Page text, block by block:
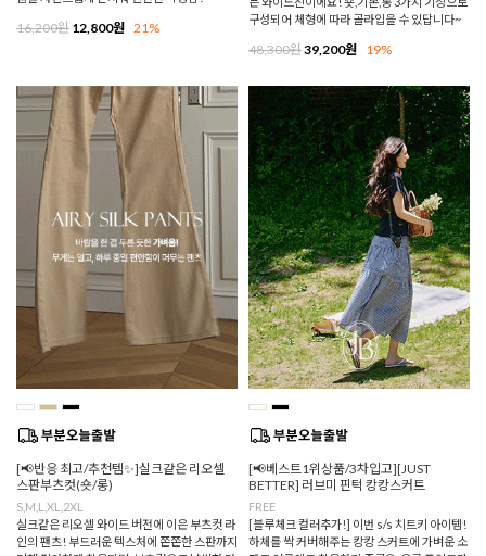
16,200원 12,800원 21%
구성되어 체형에 따라 골라입을 수 있답니다~
48,300원39,200원 19%
[📢반응 최고/추천템✨]실크같은 리오셀
스판부츠컷(숏/롱)
S,M,L,XL,2XL
실크같은 리오셀 와이드 버전에 이은 부츠컷 라
인의 팬츠! 부드러운 텍스처에 쫀쫀한 스판까지
[📢베스트1위상품/3차입고][JUST
BETTER] 러브미 핀턱 캉캉스커트
FREE
[블루체크 컬러추가!] 이번 s/s 치트키 아이템!
하체를 싹 커버해주는 캉캉 스커트에 가벼운 소